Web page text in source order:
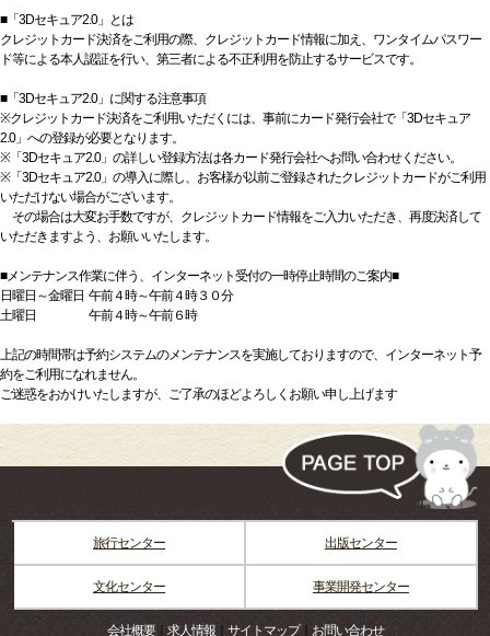
■「3Dセキュア2.0」とは
クレジットカード決済をご利用の際、クレジットカード情報に加え、ワンタイムパスワー
ド等による本人認証を行い、第三者による不正利用を防止するサービスです。
■「3Dセキュア2.0」に関する注意事項
※クレジットカード決済をご利用いただくには、事前にカード発行会社で「3Dセキュア
2.0」への登録が必要となります。
※「3Dセキュア2.0」の詳しい登録方法は各カード発行会社へお問い合わせください。
※「3Dセキュア2.0」の導入に際し、お客様が以前ご登録されたクレジットカードがご利用
いただけない場合がございます。
その場合は大変お手数ですが、クレジットカード情報をご入力いただき、再度決済して
いただきますよう、お願いいたします。
■メンテナンス作業に伴う、インターネット受付の一時停止時間のご案内■
日曜日～金曜日 午前４時～午前４時３０分
土曜日 午前４時～午前６時
上記の時間帯は予約システムのメンテナンスを実施しておりますので、インターネット予
約をご利用になれません。
ご迷惑をおかけいたしますが、ご了承のほどよろしくお願い申し上げます
旅行センター 出版センター
文化センター 事業開発センター
会社概要｜ 求人情報｜ サイトマップ｜ お問い合わせ